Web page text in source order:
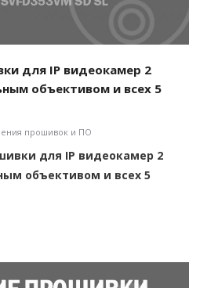
для IP видеокамер 2
объективом и всех 5
прошивок и ПО
для IP видеокамер 2
объективом и всех 5